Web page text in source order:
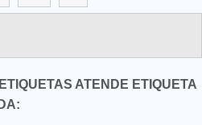
ATENDE ETIQUETA